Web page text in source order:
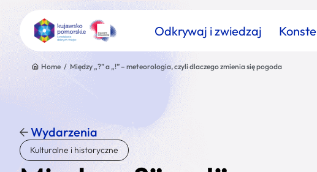
Odkrywaj i zwiedzaj
Znajdź atrakcję
Nazwa atrakcji
Home / Między „?” a „!” – meteorologia, czyli dlaczego zmienia się pogoda
Wydarzenia
Kulturalne i historyczne